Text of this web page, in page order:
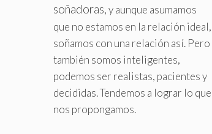
soñadoras,y aunque asumamos
que no estamos en la relación ideal,
soñamos con una relación así. Pero
también somos inteligentes,
podemos ser realistas, pacientes y
decididas. Tendemos a lograr lo que
nos propongamos.